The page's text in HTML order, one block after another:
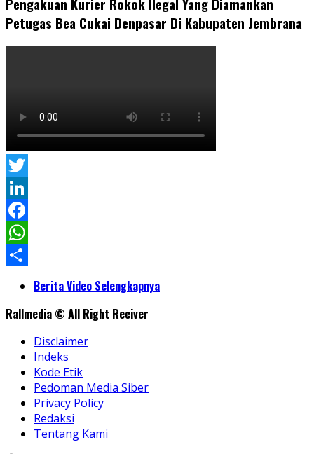
Pengakuan Kurier Rokok Ilegal Yang Diamankan
Petugas Bea Cukai Denpasar Di Kabupaten Jembrana
Twitter
LinkedIn
Facebook
WhatsApp
ShareBerita Video Selengkapnya
Rallmedia © All Right Reciver
Disclaimer
Indeks
Kode Etik
Pedoman Media Siber
Privacy Policy
Redaksi
Tentang Kami